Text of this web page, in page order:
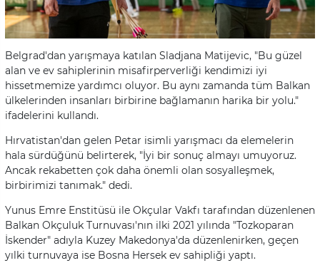
Belgrad'dan yarışmaya katılan Sladjana Matijevic, "Bu güzel
alan ve ev sahiplerinin misafirperverliği kendimizi iyi
hissetmemize yardımcı oluyor. Bu aynı zamanda tüm Balkan
ülkelerinden insanları birbirine bağlamanın harika bir yolu."
ifadelerini kullandı.
Hırvatistan'dan gelen Petar isimli yarışmacı da elemelerin
hala sürdüğünü belirterek, "İyi bir sonuç almayı umuyoruz.
Ancak rekabetten çok daha önemli olan sosyalleşmek,
birbirimizi tanımak." dedi.
Yunus Emre Enstitüsü ile Okçular Vakfı tarafından düzenlenen
Balkan Okçuluk Turnuvası'nın ilki 2021 yılında "Tozkoparan
İskender" adıyla Kuzey Makedonya'da düzenlenirken, geçen
yılki turnuvaya ise Bosna Hersek ev sahipliği yaptı.